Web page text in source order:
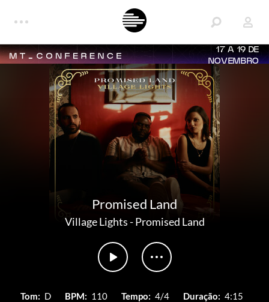
17 A 19 DE
NOVEMBRO
Promised Land
Village Lights-Promised Land
Tom: D BPM: 110 Tempo: 4/4 Duração: 4:15